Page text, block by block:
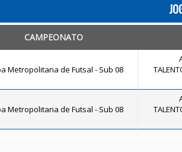
CAMPEONATO
Metropolitana de Futsal - Sub 08
Metropolitana de Futsal - Sub 08